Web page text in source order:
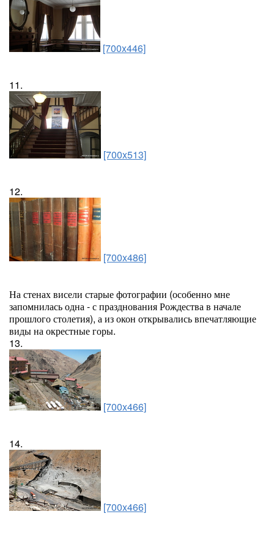
[700x446]
11.
[700x513]
12.
[700x486]
На стенах висели старые фотографии (особенно мне
запомнилась одна - с празднования Рождества в начале
прошлого столетия), а из окон открывались впечатляющие
виды на окрестные горы.
13.
[700x466]
14.
[700x466]